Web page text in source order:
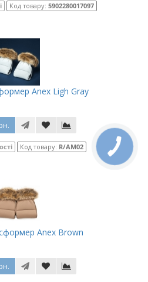
Код товару: 5902280017097
Anex Ligh Gray
Код товару: R/AM02
Anex Brown